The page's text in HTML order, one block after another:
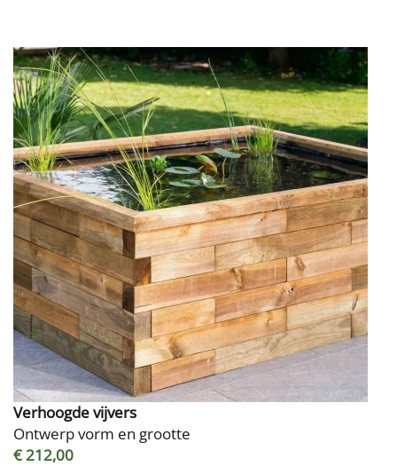
Verhoogde vijvers
Ontwerp vorm en grootte
€ 212,00